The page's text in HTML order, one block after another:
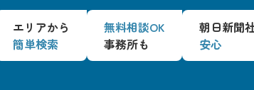
エリアから
簡単検索
無料相談OK
事務所も
朝日新聞
安心